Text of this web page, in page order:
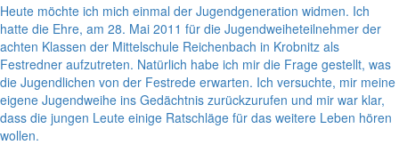
Heute möchte ich mich einmal der Jugendgeneration widmen. Ich
hatte die Ehre, am 28. Mai 2011 für die Jugendweiheteilnehmer der
achten Klassen der Mittelschule Reichenbach in Krobnitz als
Festredner aufzutreten. Natürlich habe ich mir die Frage gestellt, was
die Jugendlichen von der Festrede erwarten. Ich versuchte, mir meine
eigene Jugendweihe ins Gedächtnis zurückzurufen und mir war klar,
dass die jungen Leute einige Ratschläge für das weitere Leben hören
wollen.